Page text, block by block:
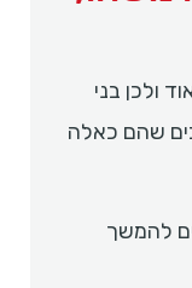
ולכן בני
שהם כאלה
להמשך